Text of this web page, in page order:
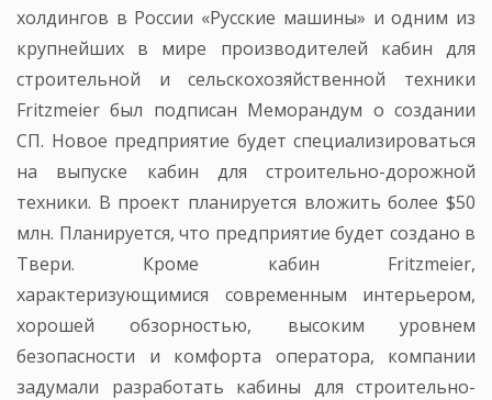
холдингов в России «Русские машины» и одним из
крупнейших в мире производителей кабин для
строительной и сельскохозяйственной техники
Fritzmeier был подписан Меморандум о создании
СП. Новое предприятие будет специализироваться
на выпуске кабин для строительно-дорожной
техники. В проект планируется вложить более $50
млн. Планируется, что предприятие будет создано в
Твери. Кроме кабин Fritzmeier,
характеризующимися современным интерьером,
хорошей обзорностью, высоким уровнем
безопасности и комфорта оператора, компании
задумали разработать кабины для строительно-